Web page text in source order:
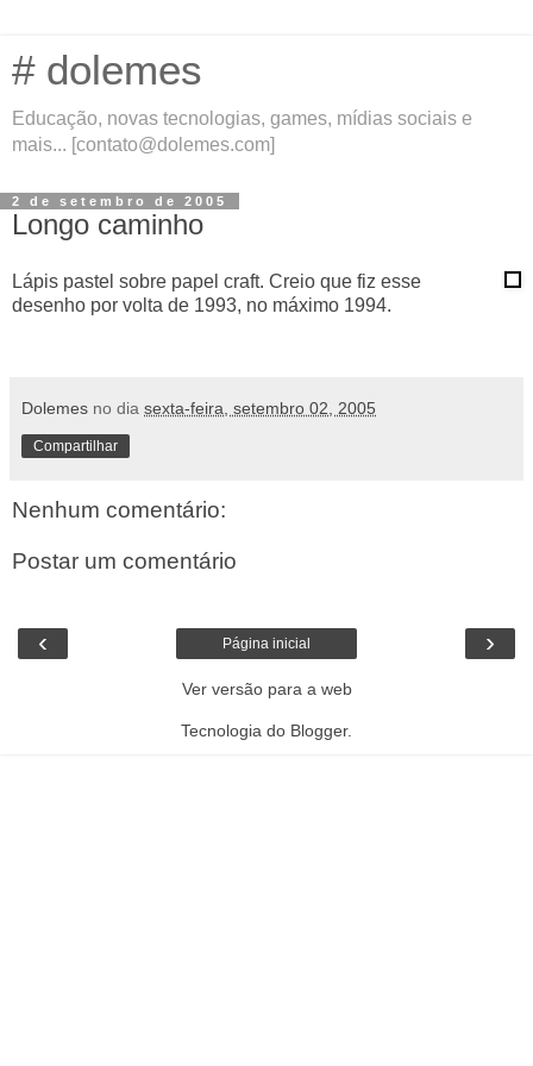
# dolemes
Educação, novas tecnologias, games, mídias sociais e
mais... [contato@dolemes.com]
2 de setembro de 2005
Longo caminho
Lápis pastel sobre papel craft. Creio que fiz esse
desenho por volta de 1993, no máximo 1994.
Dolemes no dia sexta-feira, setembro 02, 2005
Compartilhar
Nenhum comentário:
Postar um comentário
‹ ›
Página inicial
Ver versão para a web
Tecnologia do Blogger.